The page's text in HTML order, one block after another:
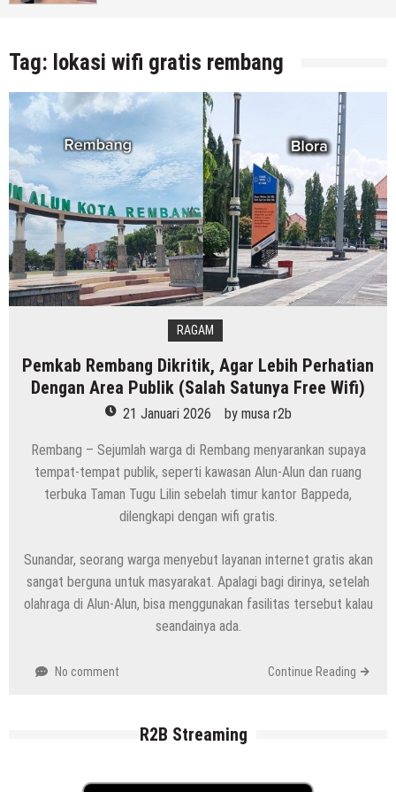
Tag: lokasi wifi gratis rembang
RAGAM
Pemkab Rembang Dikritik, Agar Lebih Perhatian
Dengan Area Publik (Salah Satunya Free Wifi)
21 Januari 2026 by musa r2b
Rembang – Sejumlah warga di Rembang menyarankan supaya
tempat-tempat publik, seperti kawasan Alun-Alun dan ruang
terbuka Taman Tugu Lilin sebelah timur kantor Bappeda,
dilengkapi dengan wifi gratis.
Sunandar, seorang warga menyebut layanan internet gratis akan
sangat berguna untuk masyarakat. Apalagi bagi dirinya, setelah
olahraga di Alun-Alun, bisa menggunakan fasilitas tersebut kalau
seandainya ada.
No comment Continue Reading
R2B Streaming